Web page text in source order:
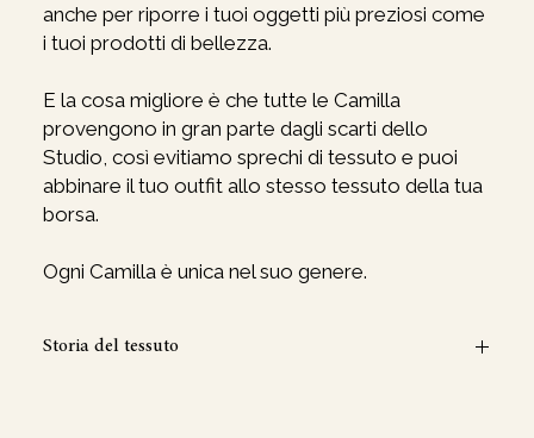
anche per riporre i tuoi oggetti più preziosi come
i tuoi prodotti di bellezza.
E la cosa migliore è che tutte le Camilla
provengono in gran parte dagli scarti dello
Studio, così evitiamo sprechi di tessuto e puoi
abbinare il tuo outfit allo stesso tessuto della tua
borsa.
Ogni Camilla è unica nel suo genere.
Storia del tessuto